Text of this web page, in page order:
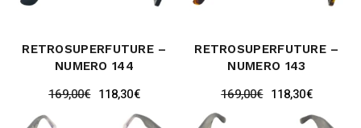
RETROSUPERFUTURE –
NUMERO 144
169,00€ 118,30€
RETROSUPERFUTURE –
NUMERO 143
169,00€ 118,30€